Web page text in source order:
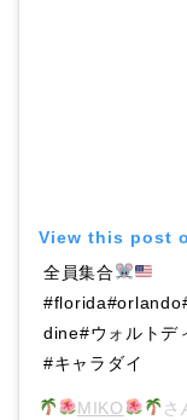
View this post
全員集合
dine#ウォルトデ
#キャラダイ
MIKO さ